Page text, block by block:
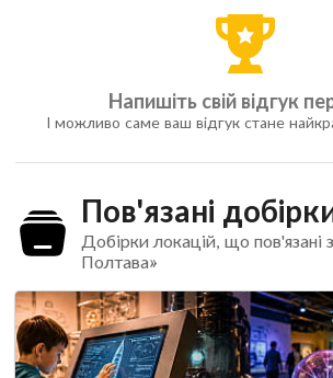
Напишіть свій відгук
І можливо саме ваш відгук стане
Пов'язані
Добірки локацій, що пов'язані
Полтава»